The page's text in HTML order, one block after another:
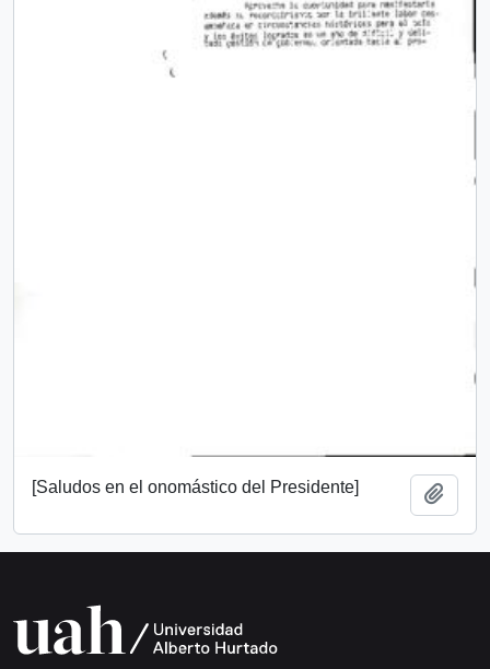
[Saludos en el onomástico del Presidente]